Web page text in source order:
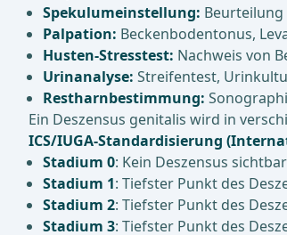
Spekulumeinstellung:
Palpation: Beckenbodentonus,
Husten-Stresstest: Nachweis von
Urinanalyse: Streifentest,
Restharnbestimmung:
Ein Deszensus genitalis wird in
ICS/IUGA-Standardisierung
Stadium 0: Kein Deszensus
Stadium 1: Tiefster Punkt des
Stadium 2: Tiefster Punkt des
Stadium 3: Tiefster Punkt des